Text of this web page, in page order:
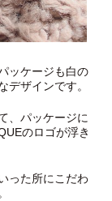
ッケージも白の
デザインです。
、パッケージに
のロゴが浮き
った所にこだわ